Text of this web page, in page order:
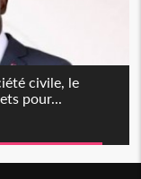
civile, le
pour...